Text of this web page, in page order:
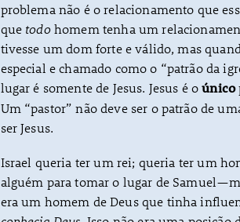
problema não é o relacionamento que
que todohomem tenha um
tivesse um dom forte e válido, mas
especial e chamado como o “patrão da
lugar é somente de Jesus. Jesus é oúnico
Um “pastor” não deve ser o patrão de
ser Jesus.
Israel queria ter um rei; queria ter um
alguém para tomar o lugar de
era um homem de Deus que tinha